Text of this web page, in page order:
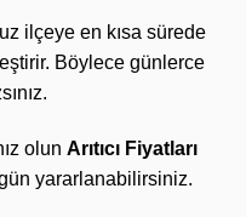
ilçeye en kısa sürede
Böylece günlerce
olun Arıtıcı Fiyatları
yararlanabilirsiniz.